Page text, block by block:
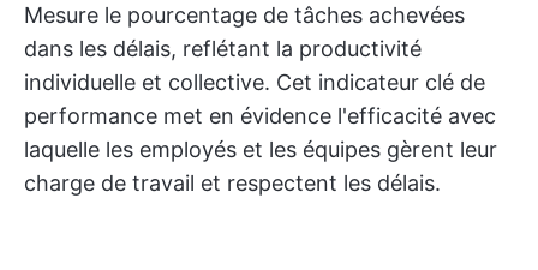
Mesure le pourcentage de tâches achevées
dans les délais, reflétant la productivité
individuelle et collective. Cet indicateur clé de
performance met en évidence l'efficacité avec
laquelle les employés et les équipes gèrent leur
charge de travail et respectent les délais.